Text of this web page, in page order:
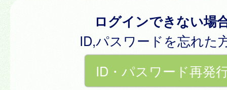
ログインできない場
ID,パスワードを忘れた
ID・パスワード再発